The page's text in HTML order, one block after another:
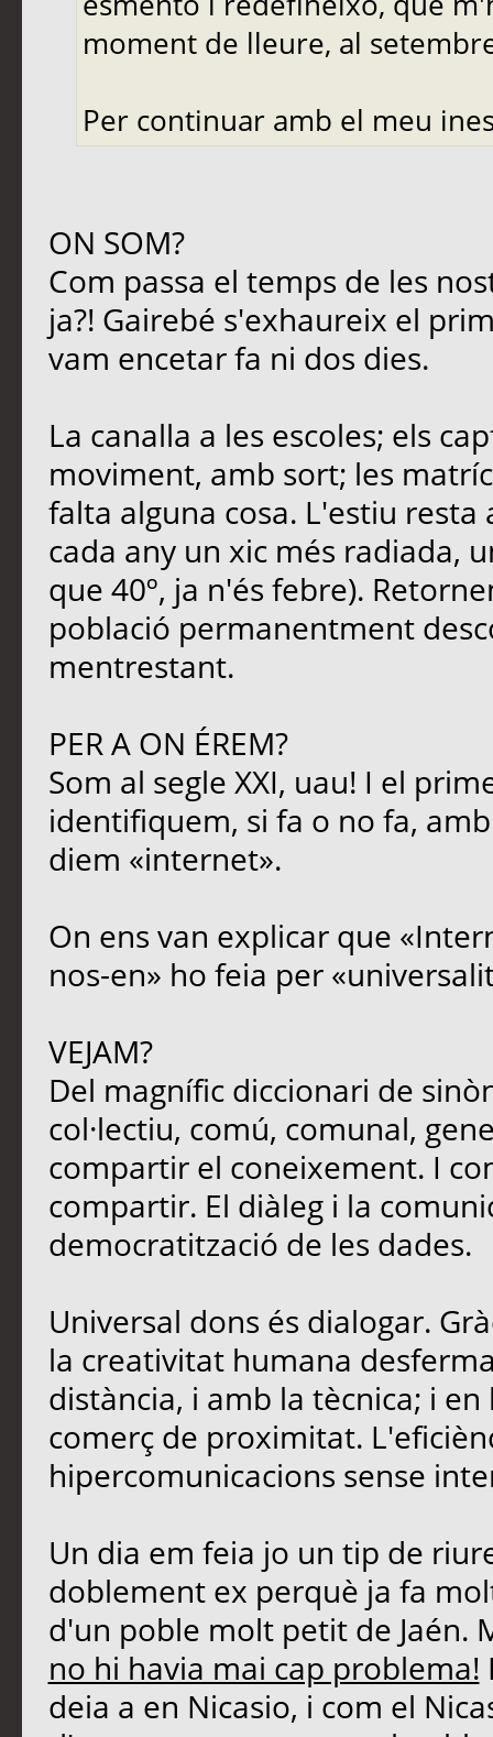
moment de lleure, al
Per continuar amb el meu
ON SOM?
Com passa el temps de les
ja?! Gairebé s'exhaureix el
vam encetar fa ni dos dies.
La canalla a les escoles; els
moviment, amb sort; les
falta alguna cosa. L'estiu
cada any un xic més radiada,
que 40º, ja n'és febre).
població permanentment
mentrestant.
PER A ON ÉREM?
Som al segle XXI, uau! I el
identifiquem, si fa o no fa,
diem «internet».
On ens van explicar que
nos-en» ho feia per
VEJAM?
Del magnífic diccionari de
col·lectiu, comú, comunal,
compartir el coneixement. I
compartir. El diàleg i la
democratització de les dades.
Universal dons és dialogar.
la creativitat humana
distància, i amb la tècnica; i
comerç de proximitat.
hipercomunicacions sense
Un dia em feia jo un tip de
doblement ex perquè ja fa
d'un poble molt petit de Jaén.
no hi havia mai cap problema!
deia a en Nicasio, i com el